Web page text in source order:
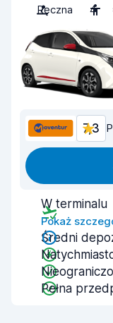
Ręczna
4
7,3
W terminalu
Pokaż
Średni
Pełna